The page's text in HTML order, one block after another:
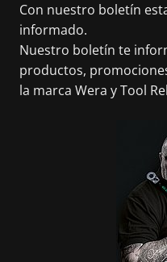
Con nuestro boletín
informado.
Nuestro boletín te
productos,
la marca Wera y Tool